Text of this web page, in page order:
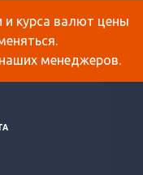
и курса валют цены
менеджеров.